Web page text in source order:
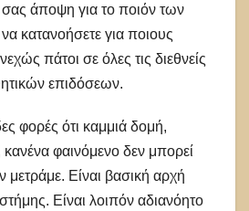
σας άποψη για το ποιόν των
κατανοήσετε για ποιους
πάτοι σε όλες τις διεθνείς
επιδόσεων.
φορές ότι καμμιά δομή,
φαινόμενο δεν μπορεί
μετράμε. Είναι βασική αρχή
Είναι λοιπόν αδιανόητο